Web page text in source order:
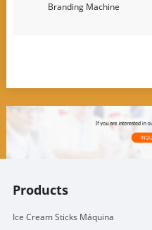
Branding Machine
Products
Ice Cream Sticks Máquina